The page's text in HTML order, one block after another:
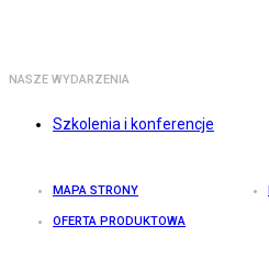
NASZE WYDARZENIA
Szkolenia i konferencje
MAPA STRONY
OFERTA PRODUKTOWA